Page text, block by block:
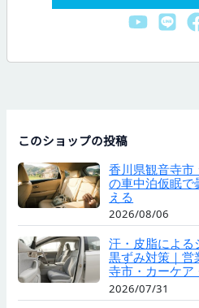
このショップの投稿
香川県観音寺市
の車中泊仮眠で
える
2026/08/06
汗・皮脂による
黒ずみ対策｜営
寺市・カーケア
2026/07/31